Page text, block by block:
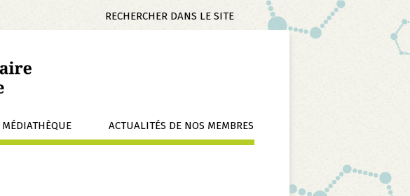
Mots-
MÉDIATHÈQUE
ACTUALITÉS DE NOS MEMBRES